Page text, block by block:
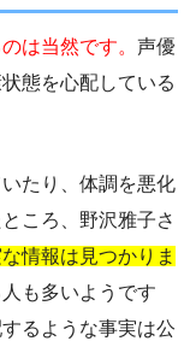
は当然です。 声優
態を心配している
たり、体調を悪化
ころ、野沢雅子さ
情報は見つかりま
も多いようです
るような事実は公